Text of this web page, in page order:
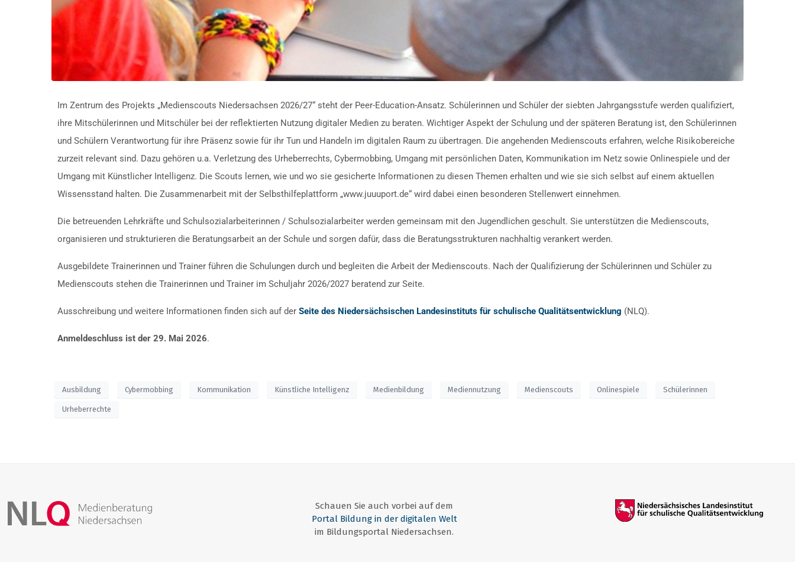
Im Zentrum des Projekts „Medienscouts Niedersachsen 2026/27“ steht der Peer-Education-Ansatz. Schülerinnen und Schüler der siebten Jahrgangsstufe werden qualifiziert,
ihre Mitschülerinnen und Mitschüler bei der reflektierten Nutzung digitaler Medien zu beraten. Wichtiger Aspekt der Schulung und der späteren Beratung ist, den Schülerinnen
und Schülern Verantwortung für ihre Präsenz sowie für ihr Tun und Handeln im digitalen Raum zu übertragen. Die angehenden Medienscouts erfahren, welche Risikobereiche
zurzeit relevant sind. Dazu gehören u.a. Verletzung des Urheberrechts, Cybermobbing, Umgang mit persönlichen Daten, Kommunikation im Netz sowie Onlinespiele und der
Umgang mit Künstlicher Intelligenz. Die Scouts lernen, wie und wo sie gesicherte Informationen zu diesen Themen erhalten und wie sie sich selbst auf einem aktuellen
Wissensstand halten. Die Zusammenarbeit mit der Selbsthilfeplattform „www.juuuport.de“ wird dabei einen besonderen Stellenwert einnehmen.
Die betreuenden Lehrkräfte und Schulsozialarbeiterinnen / Schulsozialarbeiter werden gemeinsam mit den Jugendlichen geschult. Sie unterstützen die Medienscouts,
organisieren und strukturieren die Beratungsarbeit an der Schule und sorgen dafür, dass die Beratungsstrukturen nachhaltig verankert werden.
Ausgebildete Trainerinnen und Trainer führen die Schulungen durch und begleiten die Arbeit der Medienscouts. Nach der Qualifizierung der Schülerinnen und Schüler zu
Medienscouts stehen die Trainerinnen und Trainer im Schuljahr 2026/2027 beratend zur Seite.
Ausschreibung und weitere Informationen finden sich auf derSeite des Niedersächsischen Landesinstituts für schulische Qualitätsentwicklung (NLQ).
Anmeldeschluss ist der 29. Mai 2026.
Ausbildung Cybermobbing Kommunikation Künstliche Intelligenz Medienbildung Mediennutzung Medienscouts Onlinespiele Schülerinnen
Urheberrechte
Schauen Sie auch vorbei auf dem
Portal Bildung in der digitalen Welt
im Bildungsportal Niedersachsen.